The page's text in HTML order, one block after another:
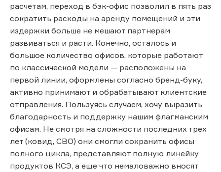
расчетам, переход в бэк-офис позволил в пять раз
сократить расходы на аренду помещений и эти
издержки больше не мешают партнерам
развиваться и расти. Конечно, осталось и
большое количество офисов, которые работают
по классической модели — расположены на
первой линии, оформлены согласно бренд-буку,
активно принимают и обрабатывают клиентские
отправления. Пользуясь случаем, хочу выразить
благодарность и поддержку нашим флагманским
офисам. Не смотря на сложности последних трех
лет (ковид, СВО) они смогли сохранить офисы
полного цикла, представляют полную линейку
продуктов КСЭ, а еще что немаловажно вносят